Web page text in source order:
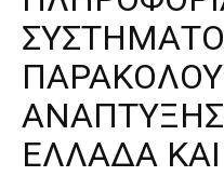
ΑΝΑΠΤΥΞΗΣ
ΕΛΛΑΔΑ